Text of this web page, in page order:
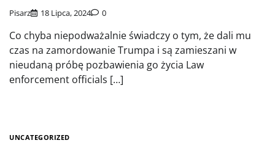
Pisarz 18 Lipca, 2024 0
Co chyba niepodważalnie świadczy o tym, że dali mu
czas na zamordowanie Trumpa i są zamieszani w
nieudaną próbę pozbawienia go życia Law
enforcement officials […]
UNCATEGORIZED